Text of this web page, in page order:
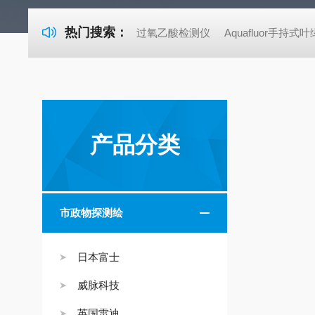
热门搜索： 过氧乙酸检测仪 Aquafluor手持式叶
产品分类
市政物探测绘
日本富士
威脉科技